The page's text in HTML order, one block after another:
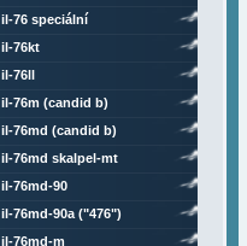
il-76 speciální
il-76kt
il-76ll
il-76m (candid b)
il-76md (candid b)
il-76md skalpel-mt
il-76md-90
il-76md-90a ("476")
il-76md-m